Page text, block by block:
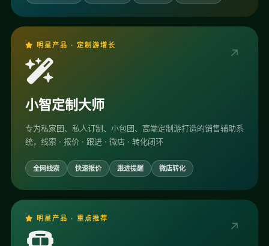
明星产品 · 定制游增长
小智定制大师
专为私家团、私人订制、小包团、高端定制游打造的销售辅助系
统，线索 · 报价 · 跟进 · 微店 · 转化闭环
全网线索 快速报价 跟进提醒 微店转化
↗
明星产品 · 重点推荐
↗